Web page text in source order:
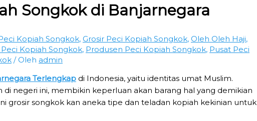
Songkok di Banjarnegara
Kopiah Songkok, Grosir Peci Kopiah Songkok, Oleh Oleh Haji,
Kopiah Songkok, Produsen Peci Kopiah Songkok, Pusat Peci
/ Oleh admin
Terlengkap di Indonesia, yaitu identitas umat Muslim.
negeri ini, membikin keperluan akan barang hal yang demikian
grosir songkok kan aneka tipe dan teladan kopiah kekinian untuk